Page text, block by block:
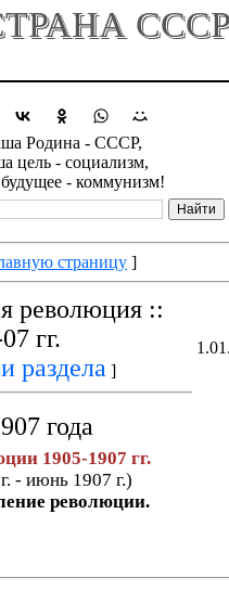
Родина - СССР,
цель - социализм,
- коммунизм!
страницу ]
революция ::
гг.
раздела ]
года
1905-1907 гг.
- июнь 1907 г.)
революции.